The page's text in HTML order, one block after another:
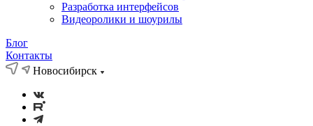
Разработка интерфейсов
Видеоролики и шоурилы
Блог
Контакты
Новосибирск